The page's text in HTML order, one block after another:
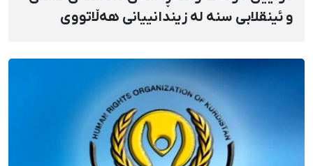
و ئینقلابی سنە لە زیندانییانی هەڵاتووی